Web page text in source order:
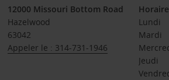
12000 Missouri Bottom Road
Hazelwood
63042
Appeler le : 314-731-1946
Lundi
Mardi
Jeudi